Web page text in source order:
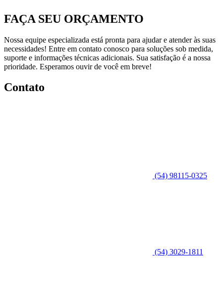
FAÇA SEU ORÇAMENTO
Nossa equipe especializada está pronta para ajudar e atender às suas
necessidades! Entre em contato conosco para soluções sob medida,
suporte e informações técnicas adicionais. Sua satisfação é a nossa
prioridade. Esperamos ouvir de você em breve!
Contato
(54) 98115-0325
(54) 3029-1811